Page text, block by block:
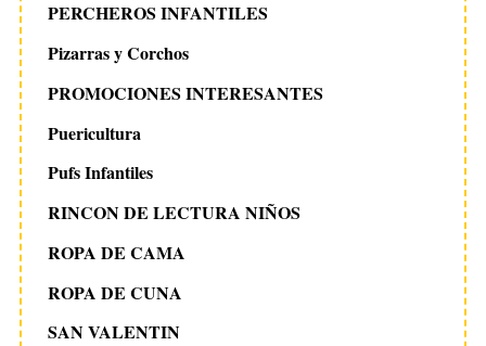
PERCHEROS INFANTILES
Pizarras y Corchos
PROMOCIONES INTERESANTES
Puericultura
Pufs Infantiles
RINCON DE LECTURA NIÑOS
ROPA DE CAMA
ROPA DE CUNA
SAN VALENTIN